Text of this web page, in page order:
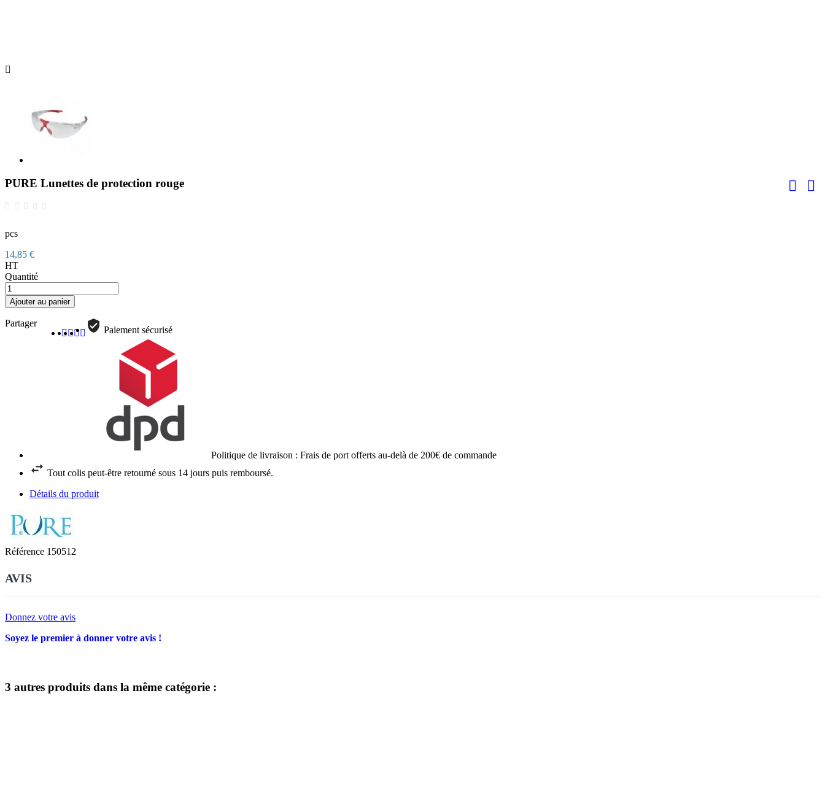

PURE Lunettes de protection rouge
pcs
14,85 €
HT
Quantité
Ajouter au panier
Partager
Paiement sécurisé
Politique de livraison : Frais de port offerts au-delà de 200€ de commande
Tout colis peut-être retourné sous 14 jours puis remboursé.
Détails du produit
Référence 150512
AVIS
Donnez votre avis
Soyez le premier à donner votre avis !
3 autres produits dans la même catégorie :